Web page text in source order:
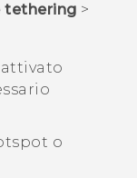
tethering >
o